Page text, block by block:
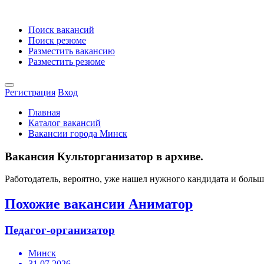
Поиск вакансий
Поиск резюме
Разместить вакансию
Разместить резюме
Регистрация Вход
Главная
Каталог вакансий
Вакансии города Минск
Вакансия Культорганизатор в архиве.
Работодатель, вероятно, уже нашел нужного кандидата и
Похожие вакансии Аниматор
Педагог-организатор
Минск